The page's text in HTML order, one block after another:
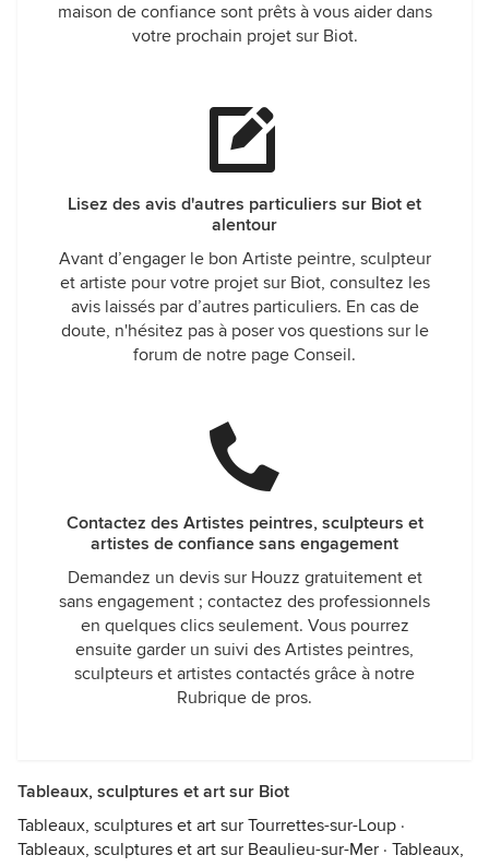
maison de confiance sont prêts à vous aider dans
votre prochain projet sur Biot.
Lisez des avis d'autres particuliers sur Biot et
alentour
Avant d’engager le bon Artiste peintre, sculpteur
et artiste pour votre projet sur Biot, consultez les
avis laissés par d’autres particuliers. En cas de
doute, n'hésitez pas à poser vos questions sur le
forum de notre page Conseil.
Contactez des Artistes peintres, sculpteurs et
artistes de confiance sans engagement
Demandez un devis sur Houzz gratuitement et
sans engagement ; contactez des professionnels
en quelques clics seulement. Vous pourrez
ensuite garder un suivi des Artistes peintres,
sculpteurs et artistes contactés grâce à notre
Rubrique de pros.
Tableaux, sculptures et art sur Biot
Tableaux, sculptures et art sur Tourrettes-sur-Loup ·
Tableaux, sculptures et art sur Beaulieu-sur-Mer · Tableaux,